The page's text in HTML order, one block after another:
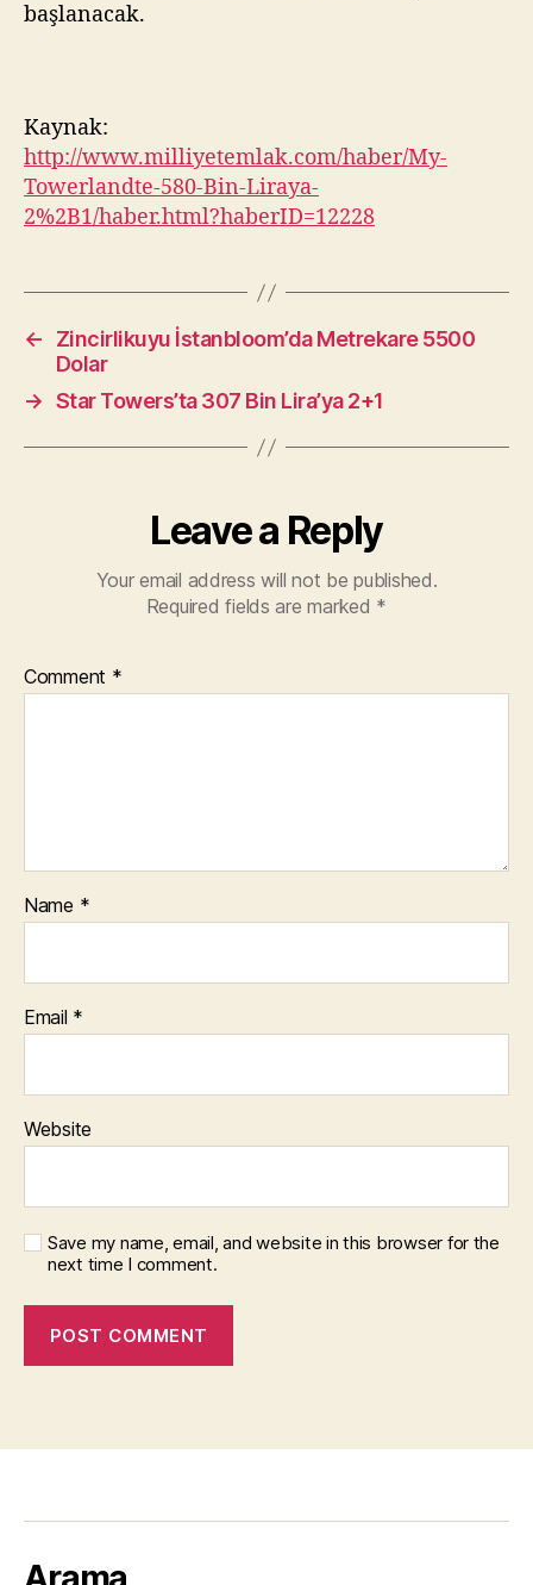
başlanacak.
Kaynak:
http://www.milliyetemlak.com/haber/My-
Towerlandte-580-Bin-Liraya-
2%2B1/haber.html?haberID=12228
←
Zincirlikuyu İstanbloom’da Metrekare 5500
Dolar
→ Star Towers’ta 307 Bin Lira’ya 2+1
Leave a Reply
Your email address will not be published.
Required fields are marked *
Comment *
Name *
Email *
Website
Save my name, email, and website in this browser for the
next time I comment.